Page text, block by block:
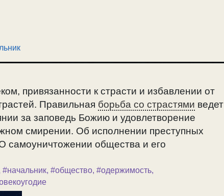
привязанности к страсти и избавлении от
Правильная борьба со страстями ведет
за заповедь Божию и удовлетворение
смирении. Об исполнении преступных
самоуничтожении общества и его
#начальник, #общество, #одержимость,